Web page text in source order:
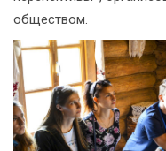
обществом.